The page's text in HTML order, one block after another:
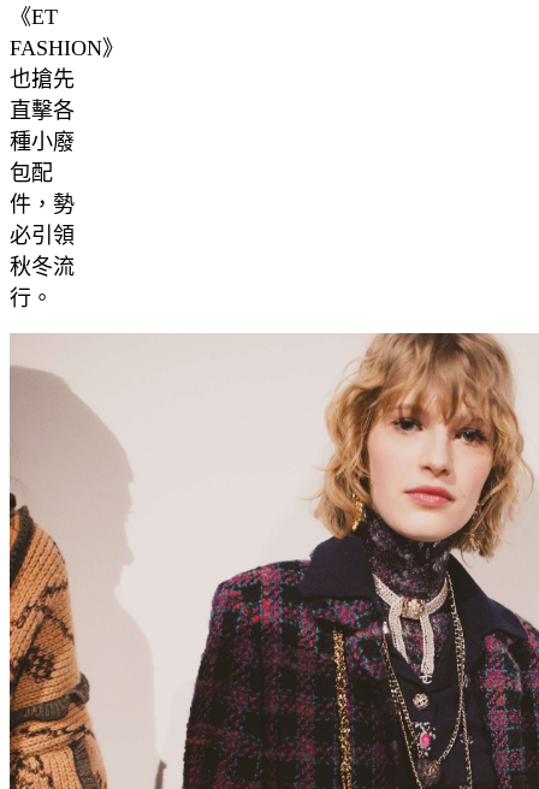
《ET
FASHION》
也搶先
直擊各
種小廢
包配
件，勢
必引領
秋冬流
行。